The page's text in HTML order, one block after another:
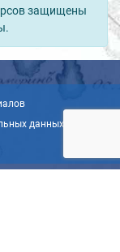
защищены
данных